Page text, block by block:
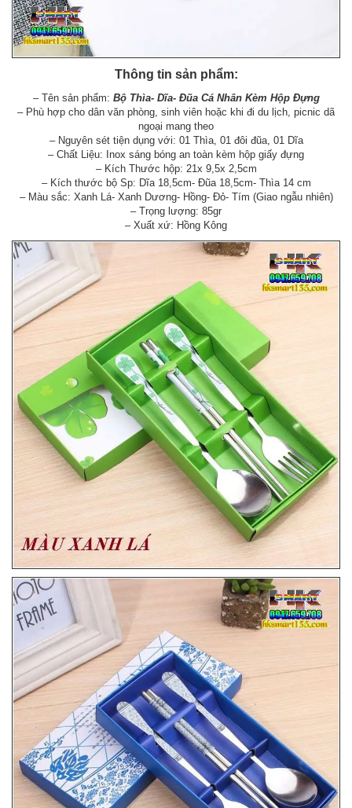
Thông tin sản phẩm:
– Tên sản phẩm: Bộ Thìa- Dĩa- Đũa Cá Nhân Kèm Hộp Đựng
– Phù hợp cho dân văn phòng, sinh viên hoặc khi đi du lịch, picnic dã
ngoại mang theo
– Nguyên sét tiện dụng với: 01 Thìa, 01 đôi đũa, 01 Dĩa
– Chất Liệu: Inox sáng bóng an toàn kèm hộp giấy đựng
– Kích Thước hộp: 21x 9,5x 2,5cm
– Kích thước bộ Sp: Dĩa 18,5cm- Đũa 18,5cm- Thìa 14 cm
– Màu sắc: Xanh Lá- Xanh Dương- Hồng- Đỏ- Tím (Giao ngẫu nhiên)
– Trọng lượng: 85gr
– Xuất xứ: Hồng Kông